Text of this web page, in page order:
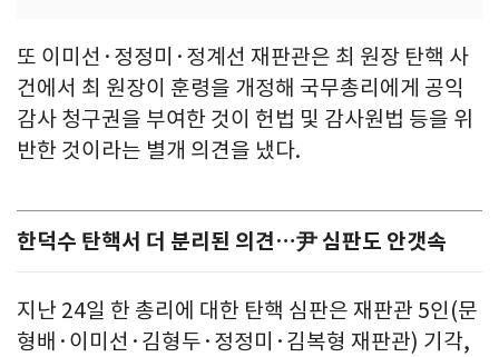
또 이미선·정정미·정계선 재판관은 최 원장 탄핵 사
건에서 최 원장이 훈령을 개정해 국무총리에게 공익
감사 청구권을 부여한 것이 헌법 및 감사원법 등을 위
반한 것이라는 별개 의견을 냈다.
한덕수 탄핵서 더 분리된 의견…尹 심판도 안갯속
지난 24일 한 총리에 대한 탄핵 심판은 재판관 5인(문
형배·이미선·김형두·정정미·김복형 재판관) 기각,